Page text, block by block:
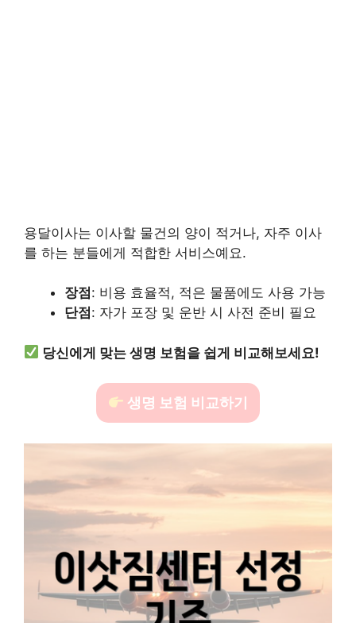
용달이사는 이사할 물건의 양이 적거나, 자주 이사
를 하는 분들에게 적합한 서비스예요.
장점 : 비용 효율적, 적은 물품에도 사용 가능
단점 : 자가 포장 및 운반 시 사전 준비 필요
당신에게 맞는 생명 보험을 쉽게 비교해보세요!
생명 보험 비교하기